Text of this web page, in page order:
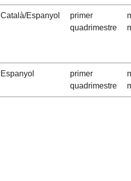
Català/Espanyol
primer
quadrimestre
Espanyol
primer
quadrimestre